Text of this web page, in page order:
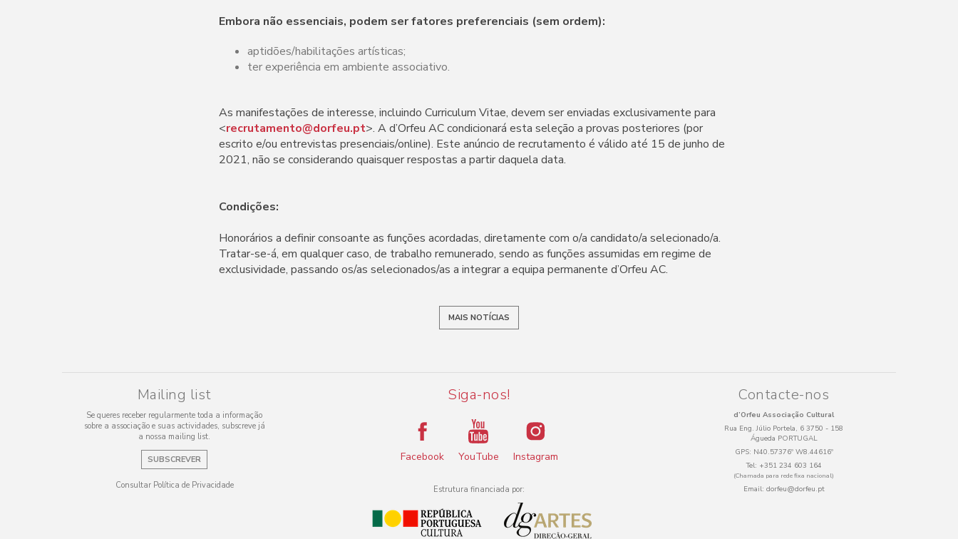
Embora não essenciais, podem ser fatores preferenciais (sem ordem):
aptidões/habilitações artísticas;
ter experiência em ambiente associativo.
As manifestações de interesse, incluindo Curriculum Vitae, devem ser enviadas exclusivamente para
<recrutamento@dorfeu.pt>. A d’Orfeu AC condicionará esta seleção a provas posteriores (por
escrito e/ou entrevistas presenciais/online). Este anúncio de recrutamento é válido até 15 de junho de
2021, não se considerando quaisquer respostas a partir daquela data.
Condições:
Honorários a definir consoante as funções acordadas, diretamente com o/a candidato/a selecionado/a.
Tratar-se-á, em qualquer caso, de trabalho remunerado, sendo as funções assumidas em regime de
exclusividade, passando os/as selecionados/as a integrar a equipa permanente d’Orfeu AC.
MAIS NOTÍCIAS
Mailing list
Se queres receber regularmente toda a informação
sobre a associação e suas actividades, subscreve já
a nossa mailing list.
SUBSCREVER
Consultar Política de Privacidade
Siga-nos!
Facebook YouTube Instagram
Estrutura financiada por:
Contacte-nos
d’Orfeu Associação Cultural
Rua Eng. Júlio Portela, 6 3750 - 158
Águeda PORTUGAL
GPS: N40.57376º W8.44616º
Tel: +351 234 603 164
(Chamada para rede fixa nacional)
Email: dorfeu@dorfeu.pt